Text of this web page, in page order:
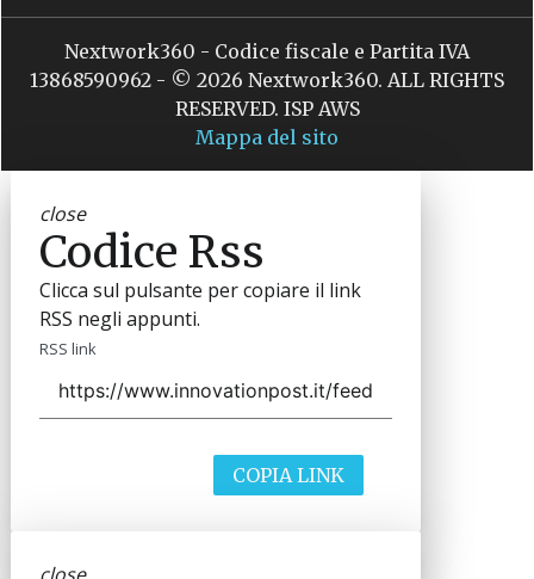
Nextwork360 - Codice fiscale e Partita IVA
13868590962 - © 2026 Nextwork360. ALL RIGHTS
RESERVED. ISP AWS
Mappa del sito
close
Codice Rss
Clicca sul pulsante per copiare il link
RSS negli appunti.
RSS link
COPIA LINK